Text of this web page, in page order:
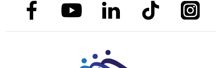
link to facebooklink to youtubelink to linkedinlink to tiktok